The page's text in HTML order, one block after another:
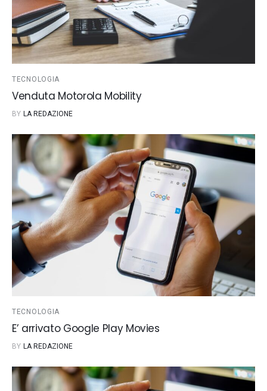
TECNOLOGIA
Venduta Motorola Mobility
BY LA REDAZIONE
TECNOLOGIA
E’ arrivato Google Play Movies
BY LA REDAZIONE